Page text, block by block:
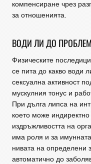
компенсиране чрез
за отношенията.
ВОДИ ЛИ ДО
Физическите
се пита до какво води
сексуална активност
мускулния тонус и
При дълга липса на
което може
издръжливостта на
има роля и за
нивата на определени
автоматично до